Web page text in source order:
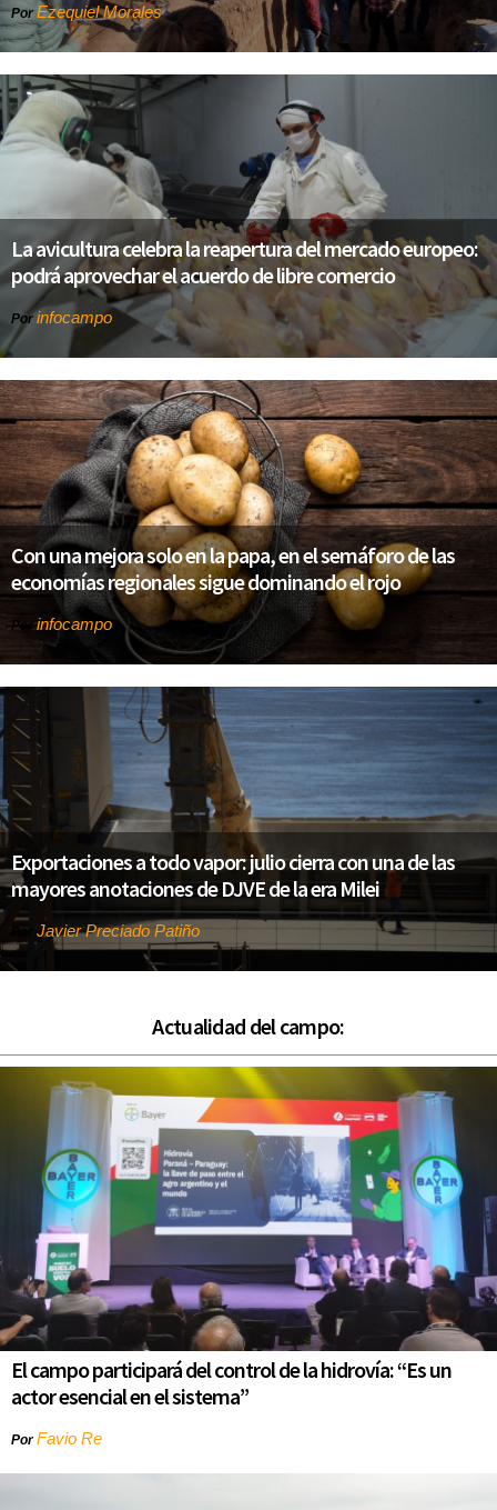
PorEzequiel Morales
La avicultura celebra la reapertura del mercado europeo:
podrá aprovechar el acuerdo de libre comercio
Por infocampo
Con una mejora solo en la papa, en el semáforo de las
economías regionales sigue dominando el rojo
Porinfocampo
Exportaciones a todo vapor: julio cierra con una de las
mayores anotaciones de DJVE de la era Milei
Javier Preciado Patiño
Actualidad del campo:
El campo participará del control de la hidrovía: “Es un
actor esencial en el sistema”
PorFavio Re